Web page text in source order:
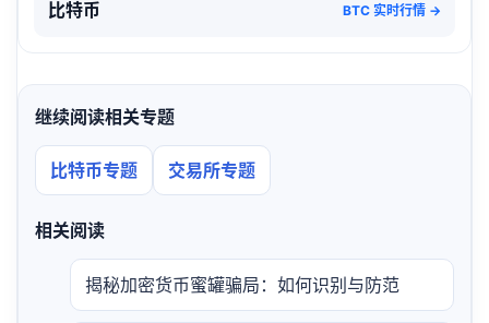
比特币 BTC 实时行情 →
继续阅读相关专题
比特币专题 交易所专题
相关阅读
揭秘加密货币蜜罐骗局：如何识别与防范